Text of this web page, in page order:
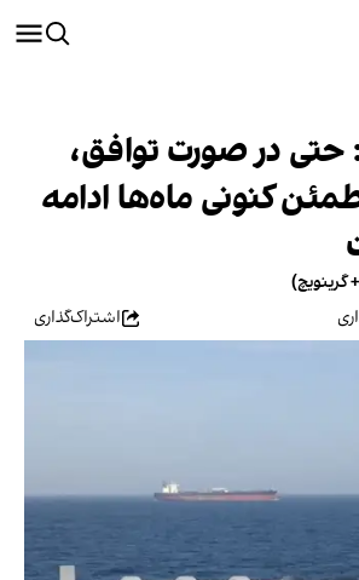
در صورت توافق،
کنونی ماه‌ها ادامه
اشتراک‌گذاری